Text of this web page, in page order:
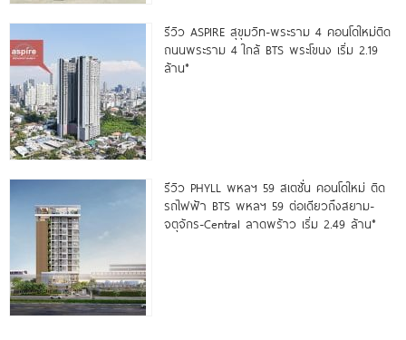
รีวิว ASPIRE สุขุมวิท-พระราม 4 คอนโดใหม่ติด
ถนนพระราม 4 ใกล้ BTS พระโขนง เริ่ม 2.19
ล้าน*
รีวิว PHYLL พหลฯ 59 สเตชั่น คอนโดใหม่ ติด
รถไฟฟ้า BTS พหลฯ 59 ต่อเดียวถึงสยาม-
จตุจักร-Central ลาดพร้าว เริ่ม 2.49 ล้าน*